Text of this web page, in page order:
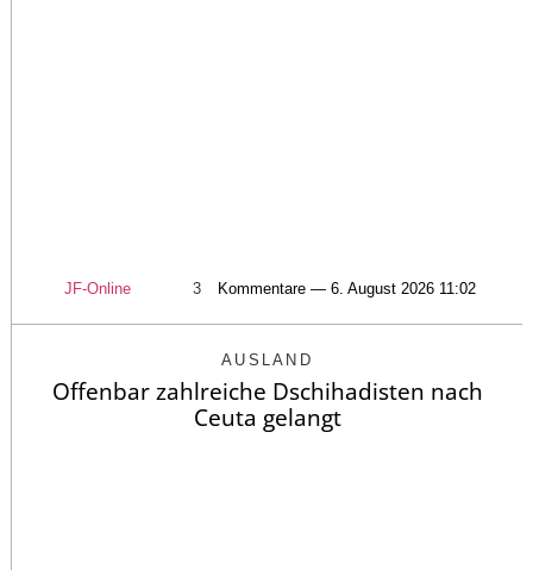
JF-Online 3 Kommentare — 6. August 2026 11:02
AUSLAND
Offenbar zahlreiche Dschihadisten nach
Ceuta gelangt